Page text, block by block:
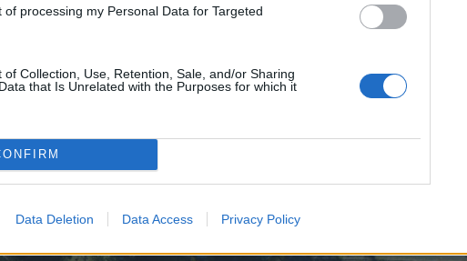
of processing my Personal Data for Targeted
of Collection, Use, Retention, Sale, and/or Sharing
that Is Unrelated with the Purposes for which it
Data Deletion Data Access Privacy Policy